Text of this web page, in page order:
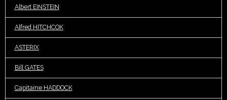
Albert EINSTEIN
Alfred HITCHCOK
ASTERIX
Bill GATES
Capitaine HADDOCK